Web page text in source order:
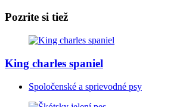
Pozrite si tiež
King charles spaniel
Spoločenské a sprievodné psy